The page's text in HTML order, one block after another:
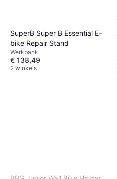
SuperB Super B Essential E-
bike Repair Stand
Werkbank
€ 138,49
2 winkels